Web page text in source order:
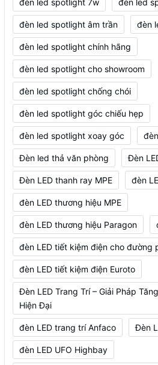
đèn led spotlight 7w đèn led
đèn led spotlight âm trần đèn
đèn led spotlight chính hãng
đèn led spotlight cho showroom
đèn led spotlight chống chói
đèn led spotlight góc chiếu hẹp
đèn led spotlight xoay góc
Đèn led thả văn phòng Đèn
Đèn LED thanh ray MPE đèn
đèn LED thương hiệu MPE
đèn LED thương hiệu Paragon
đèn LED tiết kiệm điện cho đường
đèn LED tiết kiệm điện Euroto
Đèn LED Trang Trí – Giải Pháp
Hiện Đại
đèn LED trang trí Anfaco Đèn
đèn LED UFO Highbay